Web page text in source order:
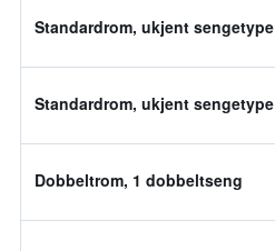
Standardrom, ukjent sengetype
Standardrom, ukjent sengetype
Dobbeltrom, 1 dobbeltseng